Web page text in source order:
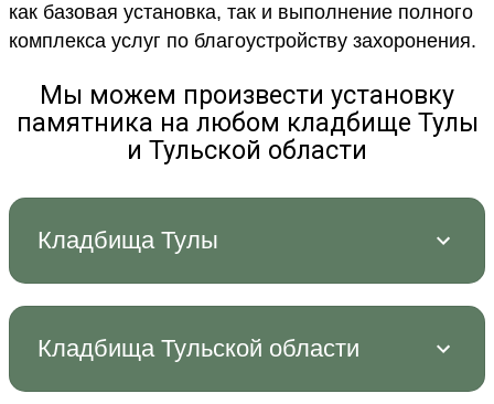
как базовая установка, так и выполнение полного
комплекса услуг по благоустройству захоронения.
Мы можем произвести установку
памятника на любом кладбище Тулы
и Тульской области
Кладбища Тулы
Кладбища Тульской области